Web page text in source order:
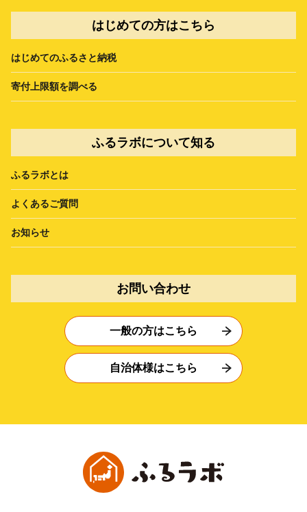
はじめての方はこちら
はじめてのふるさと納税
寄付上限額を調べる
ふるラボについて知る
ふるラボとは
よくあるご質問
お知らせ
お問い合わせ
一般の方はこちら
自治体様はこちら